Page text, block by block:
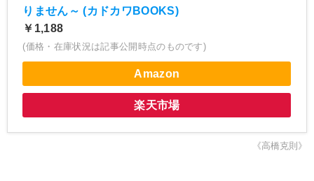
りません～ (カドカワBOOKS)
￥1,188
(価格・在庫状況は記事公開時点のものです)
Amazon
楽天市場
《高橋克則》